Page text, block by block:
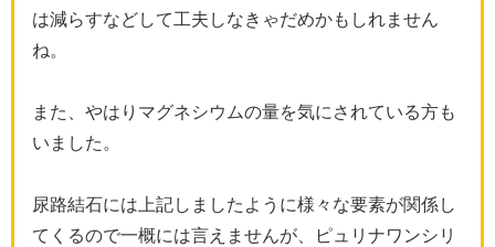
は減らすなどして工夫しなきゃだめかもしれません
ね。
また、やはりマグネシウムの量を気にされている方も
いました。
尿路結石には上記しましたように様々な要素が関係し
てくるので一概には言えませんが、ピュリナワンシリ